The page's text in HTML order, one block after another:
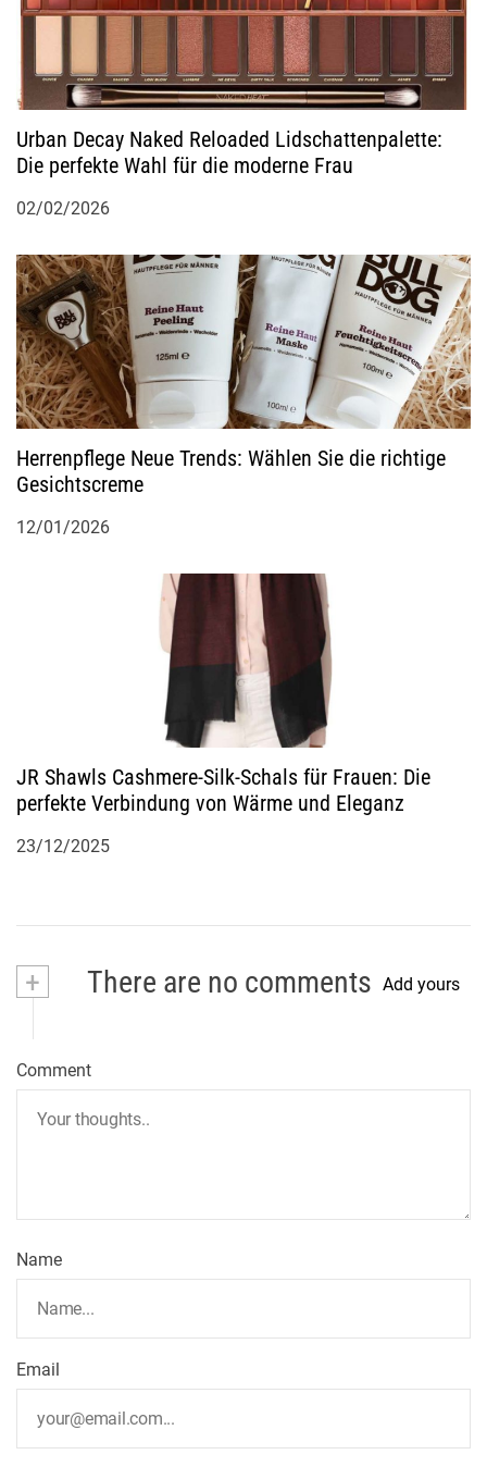
Urban Decay Naked Reloaded Lidschattenpalette:
Die perfekte Wahl für die moderne Frau
02/02/2026
Herrenpflege Neue Trends: Wählen Sie die richtige
Gesichtscreme
12/01/2026
JR Shawls Cashmere-Silk-Schals für Frauen: Die
perfekte Verbindung von Wärme und Eleganz
23/12/2025
+ There are no comments Add yours
Comment
Name
Email